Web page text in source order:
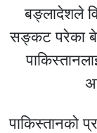
बङ्लादेशले
सङ्कट परेका
पाकिस्तानको